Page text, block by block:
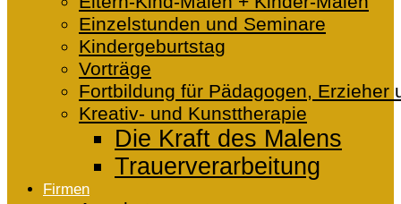
Einzelstunden und Seminare
Kindergeburtstag
Vorträge
Fortbildung für Pädagogen, Erzieher
Kreativ- und Kunsttherapie
Die Kraft des Malens
Trauerverarbeitung
Firmen